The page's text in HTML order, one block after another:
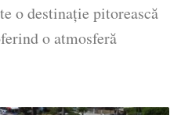
o destinație pitorească
o atmosferă